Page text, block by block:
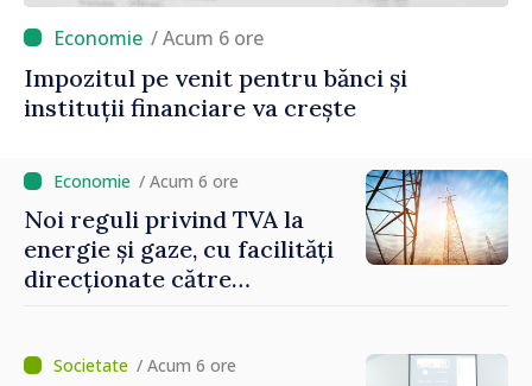
/ Acum 6 ore
Impozitul pe venit pentru bănci și
instituții financiare va crește
/ Acum 6 ore
Noi reguli privind TVA la
energie și gaze, cu facilități
direcționate către
/ Acum 6 ore